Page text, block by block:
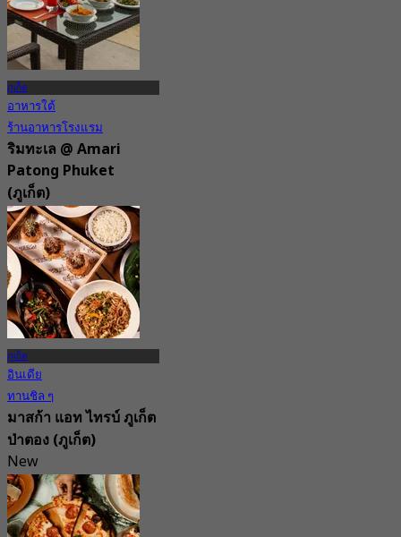
ภูเก็ต
อาหารใต้
ร้านอาหารโรงแรม
ริมทะเล @ Amari
Patong Phuket
(ภูเก็ต)
4.8
437 การจอง
จาก฿ 412.5
ภูเก็ต
อินเดีย
ทานชิล ๆ
มาสก้า แอท ไทรบ์ ภูเก็ต
ป่าตอง (ภูเก็ต)
New
4.9
จาก฿ 699